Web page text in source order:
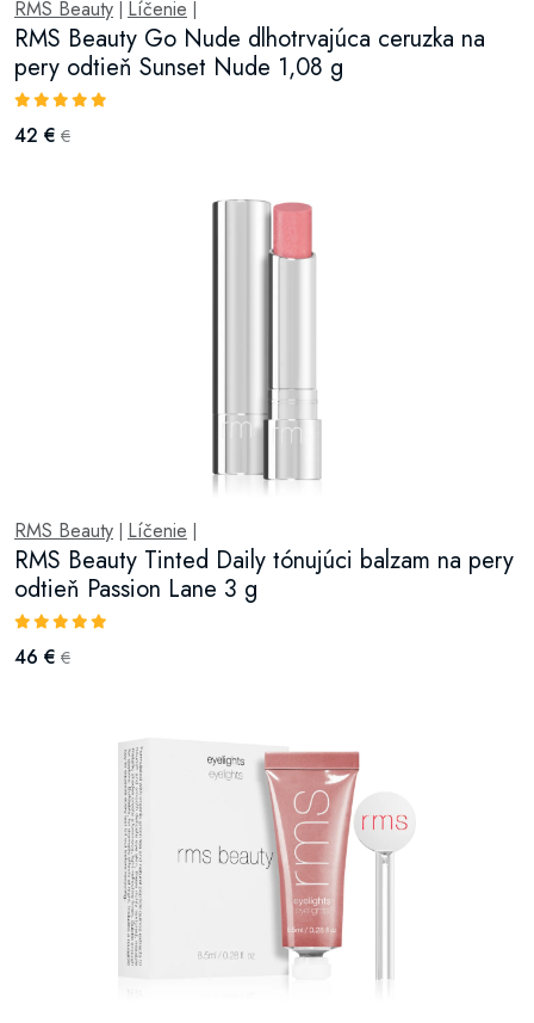
RMS Beauty Líčenie
RMS Beauty Go Nude dlhotrvajúca ceruzka na
pery odtieň Sunset Nude 1,08 g
42 € €
RMS Beauty Líčenie
RMS Beauty Tinted Daily tónujúci balzam na pery
odtieň Passion Lane 3 g
46 € €